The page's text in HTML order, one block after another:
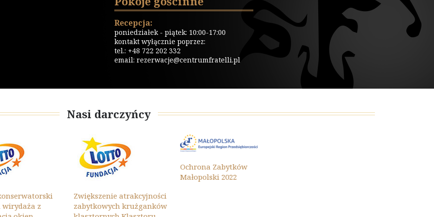
Recepcja:
poniedziałek - piątek: 10:00-17:00
kontakt wyłącznie poprzez:
tel.: +48 722 202 332
email:rezerwacje@centrumfratelli.pl
Nasi darczyńcy
z
Zwiększenie atrakcyjności
zabytkowych krużganków
Ochrona Zabytków
Małopolski 2022